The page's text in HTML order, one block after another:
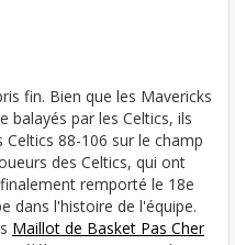
fin. Bien que les Mavericks
balayés par les Celtics, ils
88-106 sur le champ
des Celtics, qui ont
remporté le 18e
dans l'histoire de l'équipe.
Maillot de Basket Pas Cher